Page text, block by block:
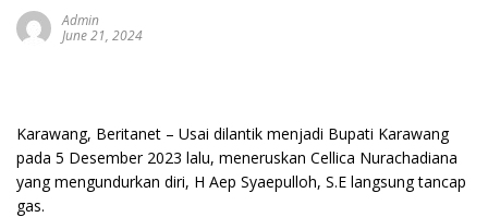
Admin
June 21, 2024
Karawang, Beritanet – Usai dilantik menjadi Bupati Karawang
pada 5 Desember 2023 lalu, meneruskan Cellica Nurachadiana
yang mengundurkan diri, H Aep Syaepulloh, S.E langsung tancap
gas.